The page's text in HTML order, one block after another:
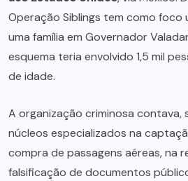
Operação Siblings tem como
uma família em Governador
esquema teria envolvido 1,5 mil
de idade.
A organização criminosa contava,
núcleos especializados na
compra de passagens aéreas, na
falsificação de documentos